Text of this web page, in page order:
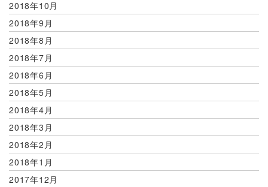
2018年10月
2018年9月
2018年8月
2018年7月
2018年6月
2018年5月
2018年4月
2018年3月
2018年2月
2018年1月
2017年12月